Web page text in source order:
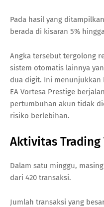
Pada hasil yang
berada di kisaran 5%
Angka tersebut tergolong
sistem otomatis lainnya
dua digit. Ini menunjukkan
EA Vortesa Prestige
pertumbuhan akun tidak
risiko berlebihan.
Aktivitas Trading
Dalam satu minggu,
dari 420 transaksi.
Jumlah transaksi yang